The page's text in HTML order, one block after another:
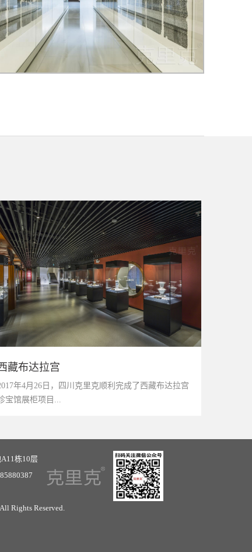
藏布达拉宫
年4月26日，四川克里克顺利完成了西藏布达拉宫
宝馆展柜项目...
栋10层
All Rights Reserved.